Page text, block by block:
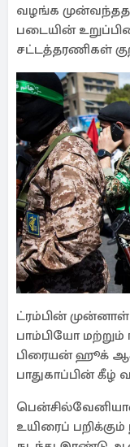
வழங்க
படையின்
சட்டத்தரணிகள்
ட்ரம்பின்
பாம்பியோ
பிரையன் ஹூக்
பாதுகாப்பின் கீழ்
உயிரைப்